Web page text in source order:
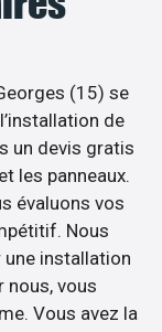
(15) se
de
un devis gratis
les panneaux.
évaluons vos
Nous
installation
nous, vous
Vous avez la